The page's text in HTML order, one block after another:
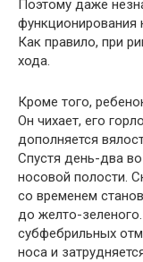
Поэтому даже
Как правило, при
хода.
Кроме того,
Он чихает, его
дополняется
Спустя день-два
носовой полости.
со временем
до желто-
субфебрильных
носа и